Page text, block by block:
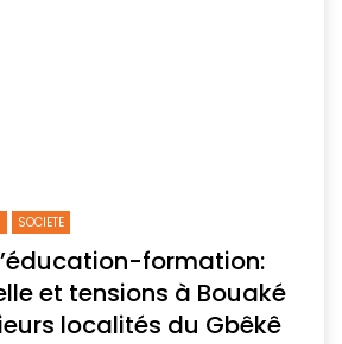
SOCIETE
formation:
et tensions à Bouaké
localités du Gbêkê